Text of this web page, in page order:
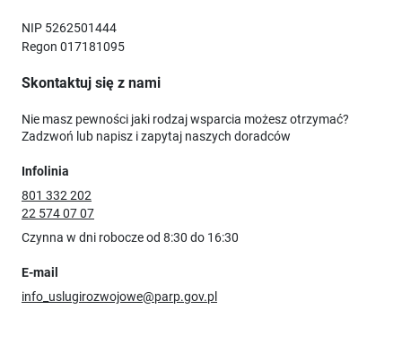
NIP 5262501444
Regon 017181095
Skontaktuj się z nami
Nie masz pewności jaki rodzaj wsparcia możesz otrzymać?
Zadzwoń lub napisz i zapytaj naszych doradców
Infolinia
801 332 202
22 574 07 07
Czynna w dni robocze od 8:30 do 16:30
E-mail
info_uslugirozwojowe@parp.gov.pl